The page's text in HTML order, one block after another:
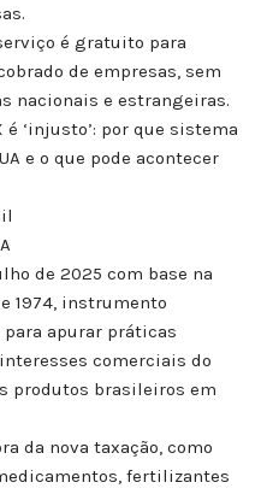
é gratuito para
de empresas, sem
nacionais e estrangeiras.
‘injusto’: por que sistema
e o que pode acontecer
de 2025 com base na
1974, instrumento
apurar práticas
comerciais do
produtos brasileiros em
da nova taxação, como
fertilizantes